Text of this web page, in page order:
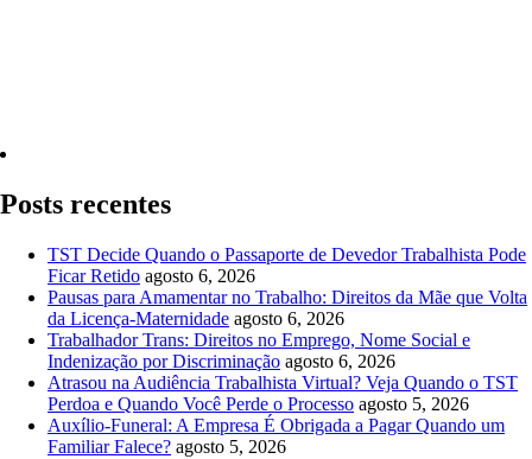
Posts recentes
TST Decide Quando o Passaporte de Devedor Trabalhista Pode
Ficar Retido agosto 6, 2026
Pausas para Amamentar no Trabalho: Direitos da Mãe que Volta
da Licença-Maternidade agosto 6, 2026
Trabalhador Trans: Direitos no Emprego, Nome Social e
Indenização por Discriminação agosto 6, 2026
Atrasou na Audiência Trabalhista Virtual? Veja Quando o TST
Perdoa e Quando Você Perde o Processo agosto 5, 2026
Auxílio-Funeral: A Empresa É Obrigada a Pagar Quando um
Familiar Falece? agosto 5, 2026